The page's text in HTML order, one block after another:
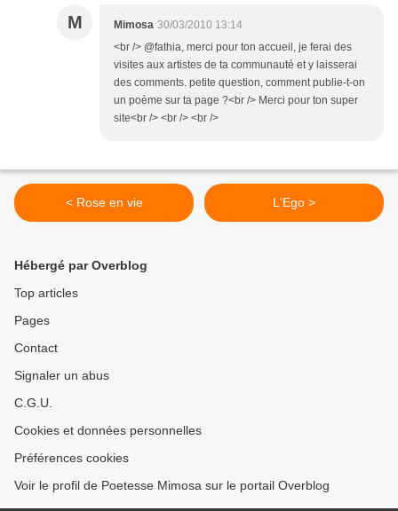
M Mimosa 30/03/2010 13:14
<br /> @fathia, merci pour ton accueil, je ferai des
visites aux artistes de ta communauté et y laisserai
des comments. petite question, comment publie-t-on
un poème sur ta page ?<br /> Merci pour ton super
site<br /> <br /> <br />
< Rose en vie L'Ego >
Hébergé par Overblog
Top articles
Pages
Contact
Signaler un abus
C.G.U.
Cookies et données personnelles
Préférences cookies
Voir le profil de Poetesse Mimosa sur le portail Overblog